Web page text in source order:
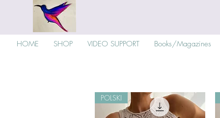
HOME SHOP VIDEO SUPPORT Books/Magazines
POLSKI